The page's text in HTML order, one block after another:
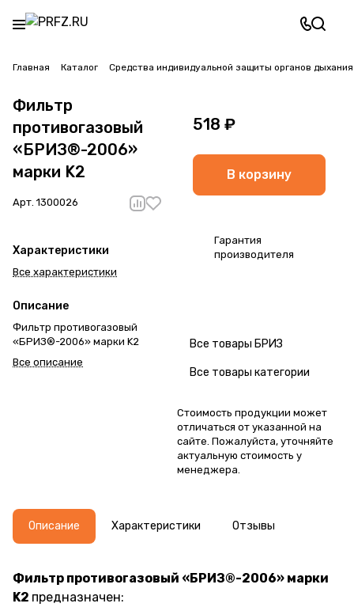
Главная Каталог Средства индивидуальной защиты органов дыхания
Фильтр
противогазовый
«БРИЗ®-2006»
марки K2
Арт. 1300026
Характеристики
Все характеристики
Описание
Фильтр противогазовый
«БРИЗ®-2006» марки K2
Все описание
518 ₽
В корзину
Гарантия
производителя
Все товары БРИЗ
Все товары категории
Стоимость продукции может
отличаться от указанной на
сайте. Пожалуйста, уточняйте
актуальную стоимость у
менеджера.
Описание Характеристики Отзывы
Фильтр противогазовый «БРИЗ®-2006» марки
K2 предназначен: